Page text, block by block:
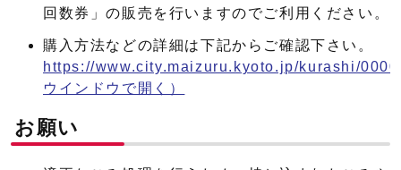
回数券」の販売を行いますのでご利用ください。
購入方法などの詳細は下記からご確認下さい。
https://www.city.maizuru.kyoto.jp/kurashi/
ウインドウで開く）
お願い